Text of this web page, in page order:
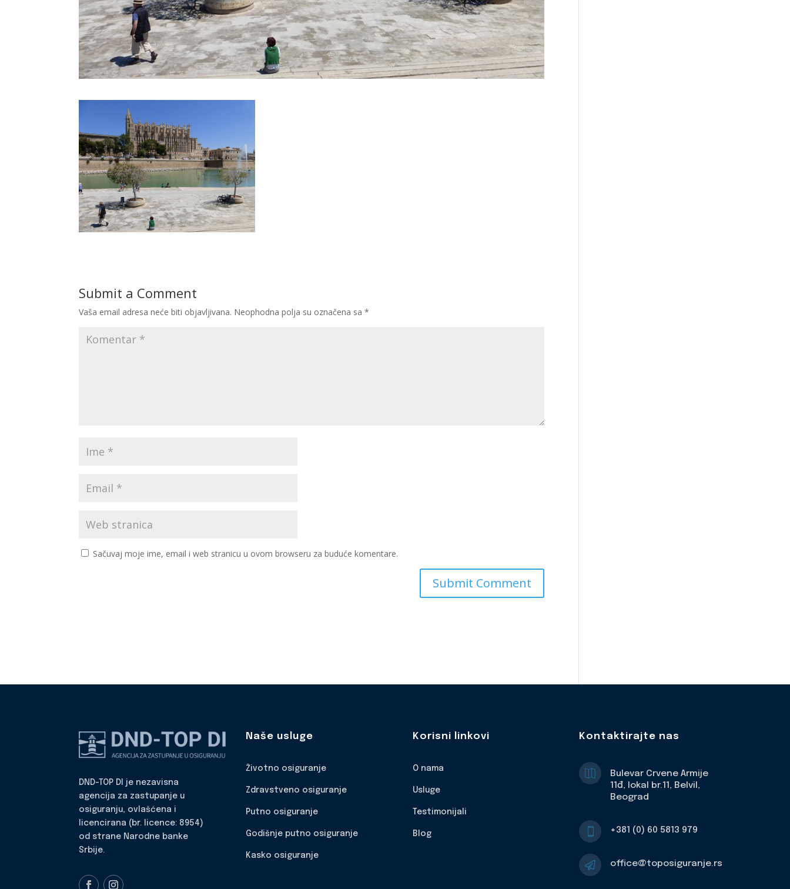
Submit a Comment
Vaša email adresa neće biti objavljivana. Neophodna polja su označena sa*
Sačuvaj moje ime, email i web stranicu u ovom browseru za buduće komentare.
DND-TOP DI je nezavisna
agencija za zastupanje u
osiguranju, ovlašćena i
licencirana (br. licence: 8954)
od strane Narodne banke
Srbije.
Naše usluge
Životno osiguranje
Zdravstveno osiguranje
Putno osiguranje
Godišnje putno osiguranje
Kasko osiguranje
Korisni linkovi
O nama
Usluge
Testimonijali
Blog
Kontaktirajte nas
Bulevar Crvene Armije
11đ, lokal br.11, Belvil,
Beograd
+381 (0) 60 5813 979
 office@toposiguranje.rs